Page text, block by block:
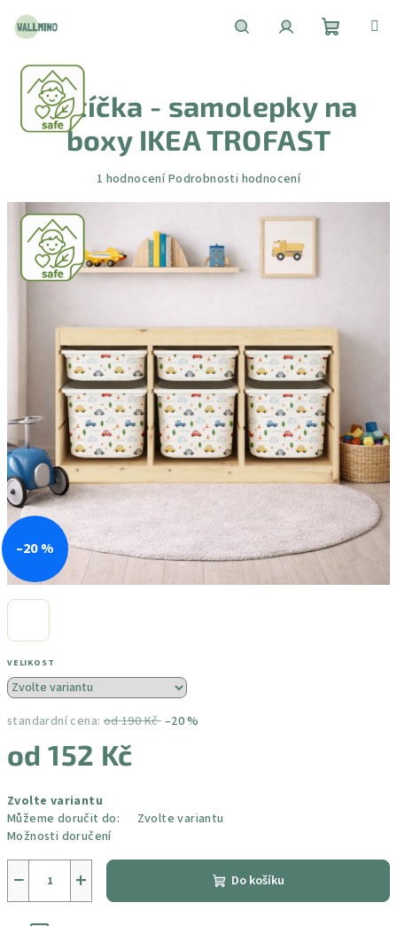
obsah
košík
VELIKOST
standardní cena: od 190 Kč –20 %
od152 Kč
cena:
Zvolte variantu
Můžeme doručit do:
Zvolte variantu
Možnosti doručení
+
− Do košíku
Autíčka - samolepky na
boxy IKEA TROFAST
Průměrné
5,0
z
1 hodnoceníPodrobnosti hodnocení
–20 %